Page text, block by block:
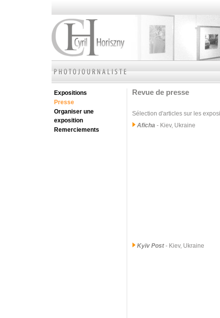
Expositions
Presse
Organiser une
exposition
Remerciements
Revue de presse
Sélection d'articles sur les
Aficha - Kiev, Ukraine
Kyïv Post- Kiev, Ukraine